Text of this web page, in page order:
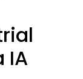
IA